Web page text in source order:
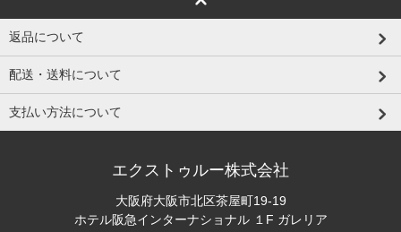
返品について
配送・送料について
支払い方法について
エクストゥルー株式会社
大阪府大阪市北区茶屋町19-19
ホテル阪急インターナショナル １F ガレリア